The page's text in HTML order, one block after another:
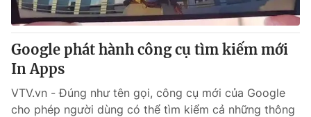
cấp ngày 29/12/2023
Tổng Biên tập:Vũ Thanh Thủy
Phó Tổng Biên tập:Nguyễn Thị Mỹ Hạnh, Phạm Quốc Thắng,
Nguyễn Trọng Ninh
Tổng đài VTV:
024.38 355 931 - 024.38 355 932
Ðiện thoại Thời báo VTV: 024.66 897 897
Google phát hành công cụ tìm kiếm mới
In Apps
VTV.vn - Đúng như tên gọi, công cụ mới của Google
cho phép người dùng có thể tìm kiểm cả những thông